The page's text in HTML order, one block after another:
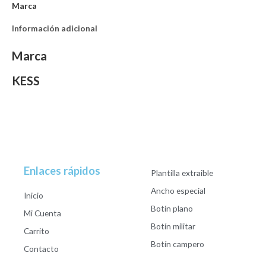
Marca
Información adicional
Marca
KESS
Enlaces rápidos
Inicio
Mi Cuenta
Carrito
Contacto
Plantilla extraible
Ancho especial
Botín plano
Botín militar
Botín campero